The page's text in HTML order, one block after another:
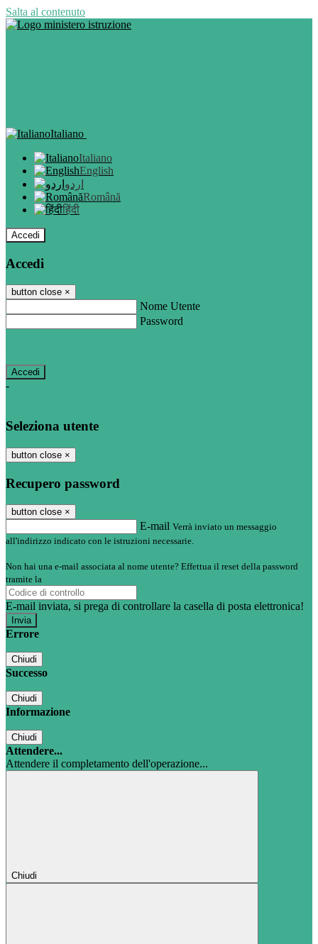
Salta al contenuto
Italiano
Italiano
English
اردو
Română
हिंदी
Accedi
Accedi
button close ×
Nome Utente
Password
-
Seleziona utente
button close ×
Recupero password
button close ×
E-mail Verrà inviato un messaggio
all'indirizzo indicato con le istruzioni necessarie.
Non hai una e-mail associata al nome utente? Effettua il reset della password
tramite la
E-mail inviata, si prega di controllare la casella di posta elettronica!
Errore
Chiudi
Successo
Chiudi
Informazione
Chiudi
Attendere...
Attendere il completamento dell'operazione...
Chiudi